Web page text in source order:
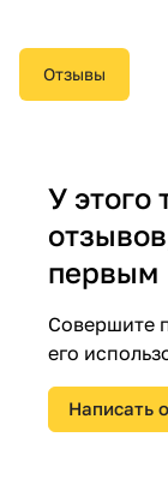
Отзывы
У этого
первым
Совершите
его
Написать